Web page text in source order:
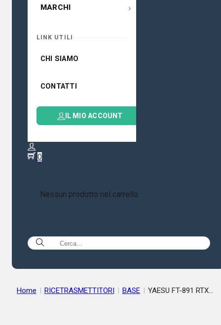
MARCHI ›
LINK UTILI
CHI SIAMO
CONTATTI
IL MIO ACCOUNT
0
Nessun prodotto nel carrello.
Home | RICETRASMETTITORI | BASE | YAESU FT-891 RTX